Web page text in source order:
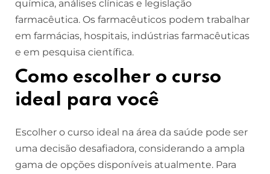
química, análises clínicas e legislação
farmacêutica. Os farmacêuticos podem trabalhar
em farmácias, hospitais, indústrias farmacêuticas
e em pesquisa científica.
Como escolher o curso
ideal para você
Escolher o curso ideal na área da saúde pode ser
uma decisão desafiadora, considerando a ampla
gama de opções disponíveis atualmente. Para